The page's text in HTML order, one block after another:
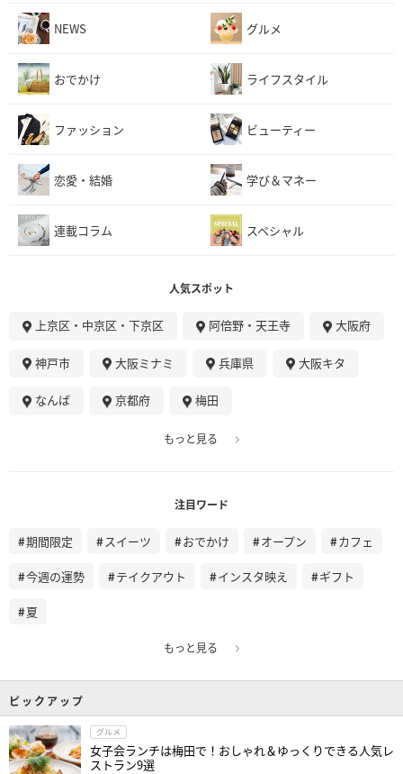
NEWS グルメ
おでかけ ライフスタイル
ファッション ビューティー
恋愛・結婚 学び＆マネー
連載コラム スペシャル
人気スポット
上京区・中京区・下京区 阿倍野・天王寺 大阪府
神戸市 大阪ミナミ 兵庫県 大阪キタ
なんば 京都府 梅田
もっと見る
注目ワード
期間限定 スイーツ おでかけ オープン カフェ
今週の運勢 テイクアウト インスタ映え ギフト
夏
もっと見る
ピックアップ
グルメ
女子会ランチは梅田で！おしゃれ＆ゆっくりできる人気レ
ストラン9選